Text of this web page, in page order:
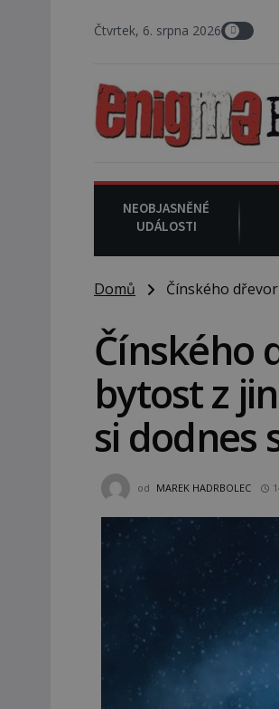
Čtvrtek, 6. srpna 20266. srpna
NEOBJASNĚNÉ
UDÁLOSTI
Domů Čínského
Čínského
bytost z
si dodnes
od MAREK HADRBOLEC